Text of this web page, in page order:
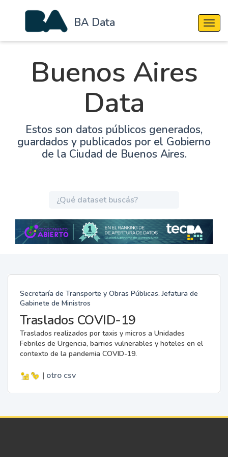
BA Data
Buenos Aires
Data
Estos son datos públicos generados,
guardados y publicados por el Gobierno
de la Ciudad de Buenos Aires.
Secretaría de Transporte y Obras Públicas. Jefatura de
Gabinete de Ministros
Traslados COVID-19
Traslados realizados por taxis y micros a Unidades
Febriles de Urgencia, barrios vulnerables y hoteles en el
contexto de la pandemia COVID-19.
| otro csv